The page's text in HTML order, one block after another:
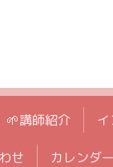
🌱講師紹介
せ カレンダー